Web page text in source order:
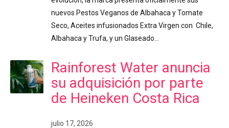
nuevos Pestos Veganos de Albahaca y Tomate
Seco, Aceites infusionados Extra Virgen con Chile,
Albahaca y Trufa, y un Glaseado…
Rainforest Water anuncia
su adquisición por parte
de Heineken Costa Rica
julio 17, 2026